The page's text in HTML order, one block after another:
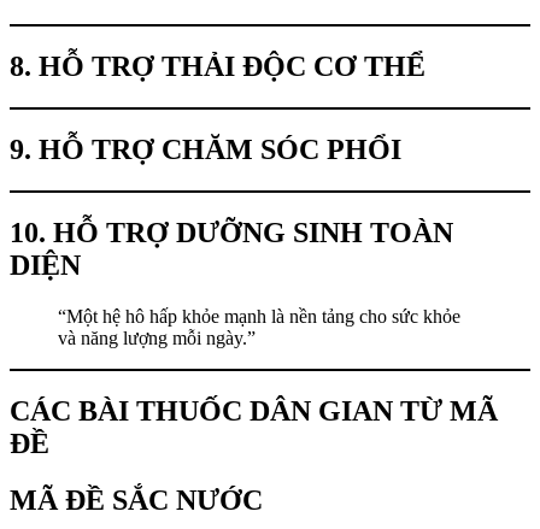
8. HỖ TRỢ THẢI ĐỘC CƠ THỂ
9. HỖ TRỢ CHĂM SÓC PHỔI
10. HỖ TRỢ DƯỠNG SINH TOÀN
DIỆN
“Một hệ hô hấp khỏe mạnh là nền tảng cho sức khỏe
và năng lượng mỗi ngày.”
CÁC BÀI THUỐC DÂN GIAN TỪ MÃ
ĐỀ
MÃ ĐỀ SẮC NƯỚC